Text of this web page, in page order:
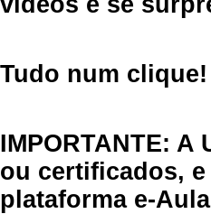
Tudo num clique!
IMPORTANTE:
ou certificados,
plataforma e-